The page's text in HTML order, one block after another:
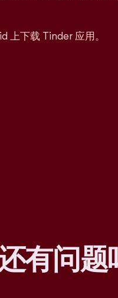
上下载 Tinder 应用。
有问题